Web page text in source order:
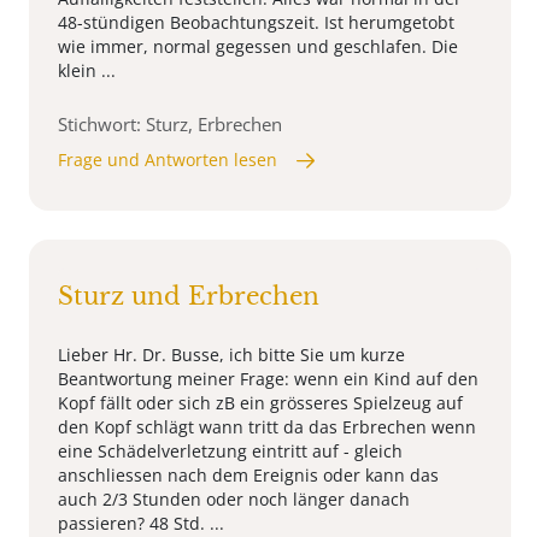
48-stündigen Beobachtungszeit. Ist herumgetobt
wie immer, normal gegessen und geschlafen. Die
klein ...
Stichwort: Sturz, Erbrechen
Frage und Antworten lesen
Sturz und Erbrechen
Lieber Hr. Dr. Busse, ich bitte Sie um kurze
Beantwortung meiner Frage: wenn ein Kind auf den
Kopf fällt oder sich zB ein grösseres Spielzeug auf
den Kopf schlägt wann tritt da das Erbrechen wenn
eine Schädelverletzung eintritt auf - gleich
anschliessen nach dem Ereignis oder kann das
auch 2/3 Stunden oder noch länger danach
passieren? 48 Std. ...